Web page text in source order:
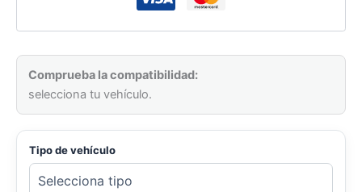
Comprueba la compatibilidad:
selecciona tu vehículo.
Tipo de vehículo